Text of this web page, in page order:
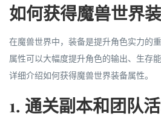
如何获得魔兽世界
在魔兽世界中，装备是提升角色实力的
属性可以大幅度提升角色的输出、生存
详细介绍如何获得魔兽世界装备属性。
1. 通关副本和团队